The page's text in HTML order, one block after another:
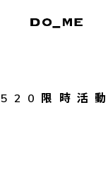
520限時活動